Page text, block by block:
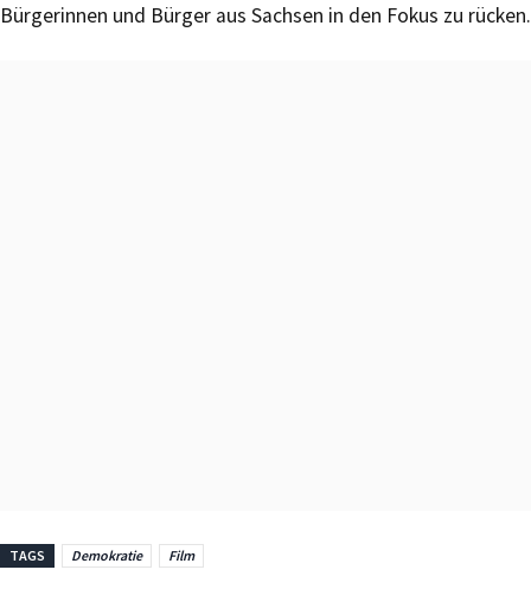
Bürgerinnen und Bürger aus Sachsen in den Fokus zu rücken.
TAGS Demokratie Film